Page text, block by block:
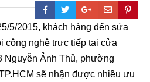
5/2015, khách hàng đến sửa
công nghệ trực tiếp tại cửa
Nguyễn Ảnh Thủ, phường
sẽ nhận được nhiều ưu